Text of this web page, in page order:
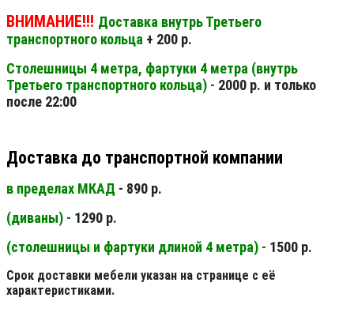
ВНИМАНИЕ!!! Доставка внутрь Третьего
транспортного кольца + 200 р.
Столешницы 4 метра, фартуки 4 метра (внутрь
Третьего транспортного кольца) - 2000 р. и только
после 22:00
Доставка до транспортной компании
в пределах МКАД - 890 р.
(диваны) - 1290 р.
(столешницы и фартуки длиной 4 метра) - 1500 р.
Срок доставки мебели указан на странице с её
характеристиками.